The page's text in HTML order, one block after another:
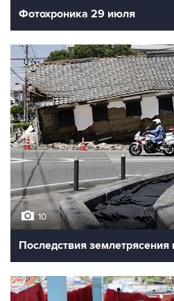
Фотохроника 29 июля
10
Последствия землетрясения